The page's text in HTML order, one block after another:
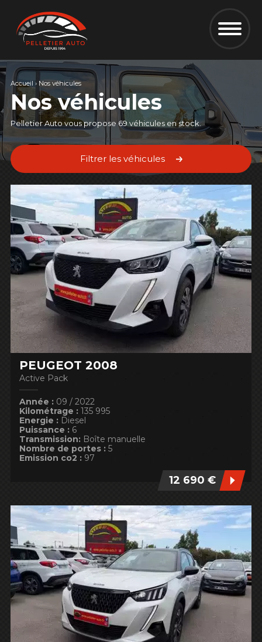
Accueil › Nos véhicules
Nos véhicules
Pelletier Auto vous propose 69 véhicules en stock.
Filtrer les véhicules
PEUGEOT 2008
Active Pack
Année :09 / 2022
Kilométrage :135 995
Energie :Diesel
Puissance :6
Transmission:Boîte manuelle
Nombre de portes :5
Emission co2 :97
12 690 €